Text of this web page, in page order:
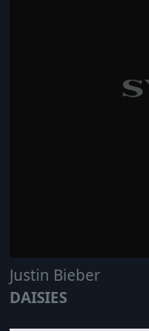
Justin Bieber
DAISIES